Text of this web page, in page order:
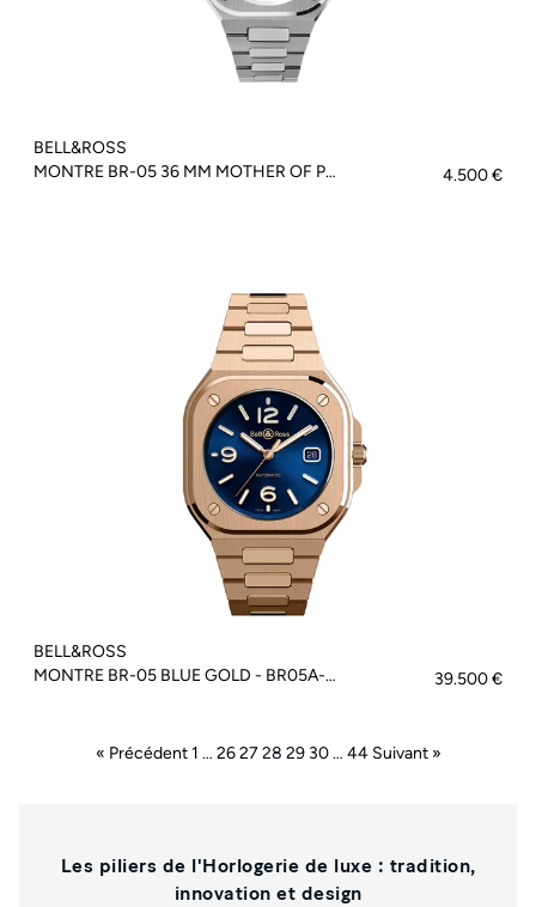
BELL&ROSS
MONTRE BR-05 36 MM MOTHER OF PEARL STEEL - BR05A-S-MP-ST/SST
4.500 €
BELL&ROSS
MONTRE BR-05 BLUE GOLD - BR05A-BLU-PG/SPG
39.500 €
« Précédent 1 … 26 27 28 29 30 … 44 Suivant »
Les piliers de l'Horlogerie de luxe : tradition,
innovation et design